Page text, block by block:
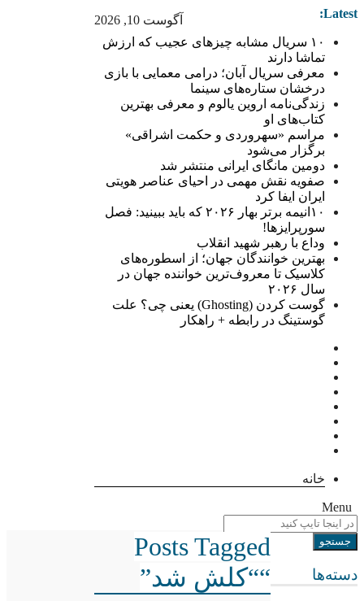
آگوست 10, 2026 Latest:
۱۰ سریال مشابه چیزهای عجیب که ارزش
تماشا دارند
معرفی سریال آبان؛ درامی معمایی با بازی
درخشان ستاره‌های سینما
زندگی‌نامه اروین یالوم و معرفی بهترین
کتاب‌های او
مراسم «سهروردی و حکمت اشراقی»
برگزار می‌شود
دومین مانگای ایرانی منتشر شد
صفویه نقش مهمی در احیای عناصر هویتی
ایران ایفا کرد
۱۰انیمه برتر بهار ۲۰۲۶ که باید ببینید: فصل
سورپرایزها!
وداع با رهبر شهید انقلاب
بهترین خوانندگان جهان؛ از اسطوره‌های
کلاسیک تا معروف‌ترین خواننده جهان در
سال ۲۰۲۶
گوست کردن (Ghosting) یعنی چی؟ علت
گوستینگ در رابطه + راهکار
خانه
Menu
دسته‌ها
Posts Tagged
““کلش شد”